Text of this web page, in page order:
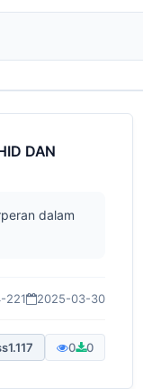
DAN
dalam
221 2025-03-30
0 0